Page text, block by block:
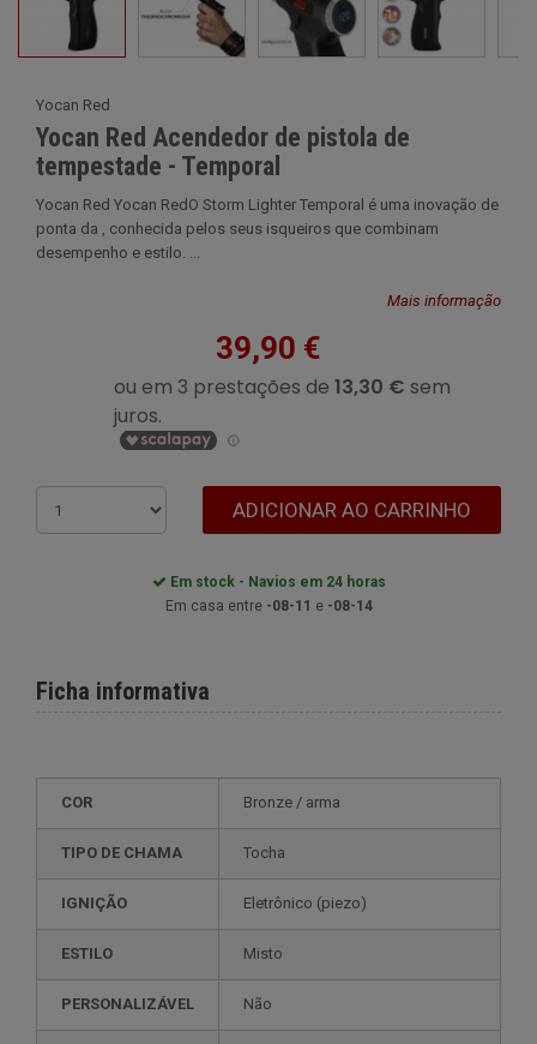
Yocan Red
Yocan Red Acendedor de pistola de
tempestade - Temporal
Yocan Red Yocan RedO Storm Lighter Temporal é uma inovação de
ponta da , conhecida pelos seus isqueiros que combinam
desempenho e estilo. ...
Mais informação
39,90 €
ADICIONAR AO CARRINHO
Em stock - Navios em 24 horas
Em casa entre -08-11 e -08-14
Ficha informativa
COR bronze / arma
TIPO DE CHAMA Tocha
IGNIÇÃO eletrônico (piezo)
ESTILO misto
PERSONALIZÁVEL não